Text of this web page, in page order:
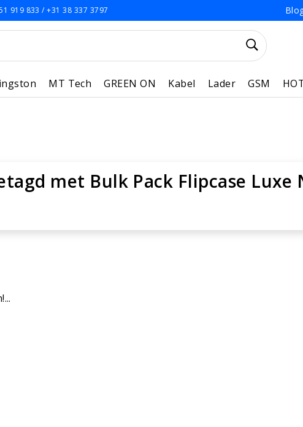
919 833 / +31 38 337 3797
MT Tech GREEN ON Kabel Lader GSM
met Bulk Pack Flipcase Luxe